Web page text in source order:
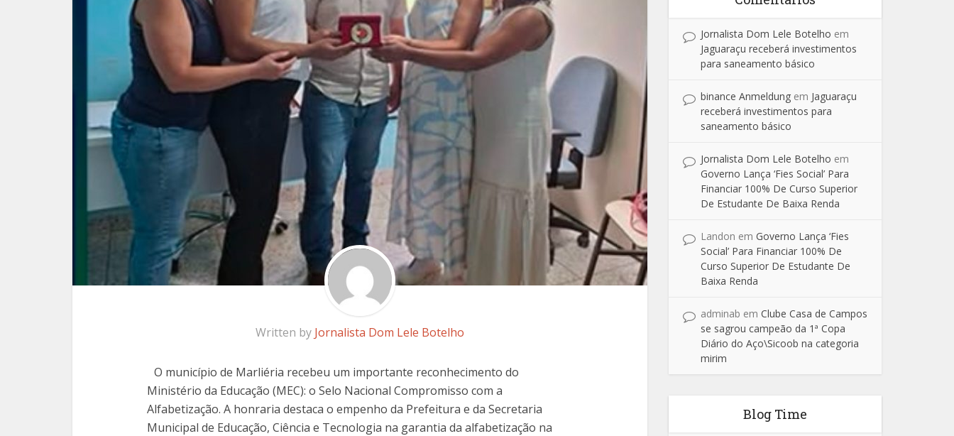
Written by Jornalista Dom Lele Botelho
O município de Marliéria recebeu um importante reconhecimento do
Ministério da Educação (MEC): o Selo Nacional Compromisso com a
Alfabetização. A honraria destaca o empenho da Prefeitura e da Secretaria
Municipal de Educação, Ciência e Tecnologia na garantia da alfabetização na
Jornalista Dom Lele Botelho em
Jaguaraçu receberá investimentos
para saneamento básico
binance Anmeldung em Jaguaraçu
receberá investimentos para
saneamento básico
Jornalista Dom Lele Botelho em
Governo Lança ‘Fies Social’ Para
Financiar 100% De Curso Superior
De Estudante De Baixa Renda
Landon em Governo Lança ‘Fies
Social’ Para Financiar 100% De
Curso Superior De Estudante De
Baixa Renda
adminab em Clube Casa de Campos
se sagrou campeão da 1ª Copa
Diário do Aço\Sicoob na categoria
mirim
Blog Time